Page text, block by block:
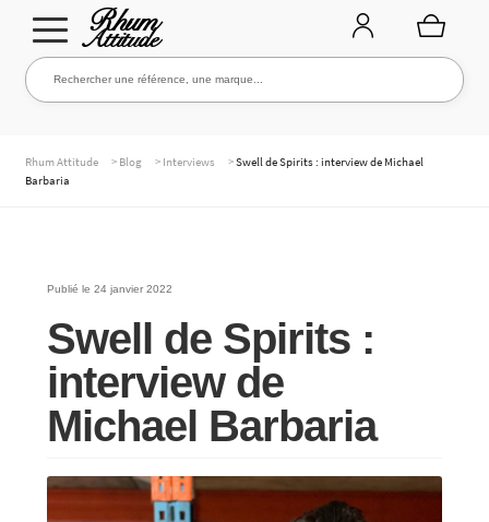
Aller
à
Aller
au
Rechercher une référence, une marque...
Rechercher
WHISKIES & +
MARQUES
Rhum Attitude > Blog > Interviews >Swell de Spirits : interview de Michael
Barbaria
Publié le 24 janvier 2022
Swell de Spirits :
interview de
Michael Barbaria